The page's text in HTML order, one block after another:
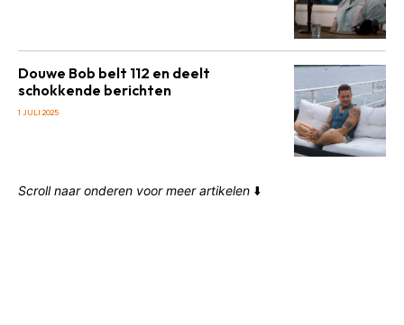
Douwe Bob belt 112 en deelt
schokkende berichten
1 JULI 2025
Scroll naar onderen voor meer artikelen ⬇️